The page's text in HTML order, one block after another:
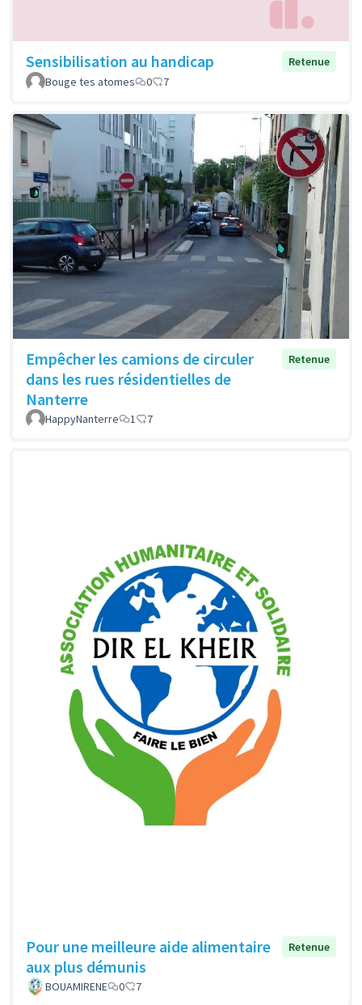
Sensibilisation au handicap
Retenue
Bouge tes atomes
0 7
Empêcher les camions de circuler
dans les rues résidentielles de
Nanterre
Retenue
HappyNanterre 1 7
Pour une meilleure aide alimentaire
aux plus démunis
Retenue
BOUAMIRENE 0 7